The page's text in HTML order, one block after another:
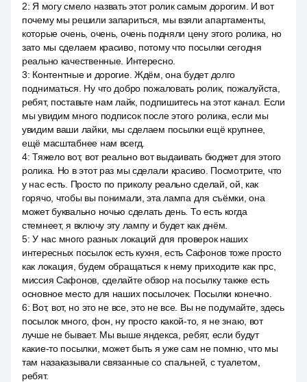
2: Я могу смело назвать этот ролик самым дорогим. И вот
почему мы решили запариться, мы взяли апартаменты,
которые очень, очень, очень подняли цену этого ролика, но
зато мы сделаем красиво, потому что посылки сегодня
реально качественные. Интересно.
3: Контентные и дорогие. Ждём, она будет долго
подниматься. Ну что добро пожаловать ролик, пожалуйста,
ребят, поставьте нам лайк, подпишитесь на этот канал. Если
мы увидим много подписок после этого ролика, если мы
увидим ваши лайки, мы сделаем посылки ещё крупнее,
ещё масштабнее нам всегд.
4:Тяжело вот, вот реально вот выдаивать бюджет для этого
ролика. Но в этот раз мы сделали красиво. Посмотрите, что
у нас есть. Просто по приколу реально сделай, ой, как
горячо, чтобы вы понимали, эта лампа для съёмки, она
может буквально ночью сделать день. То есть когда
стемнеет, я включу эту лампу и будет как днём.
5:У нас много разных локаций для проверок наших
интересных посылок есть кухня, есть Сафонов тоже просто
как локация, будем обращаться к нему приходите как npc,
миссия Сафонов, сделайте обзор на посылку также есть
основное место для наших посылочек. Посылки конечно.
6: Вот, вот, но это не все, это не все. Вы не подумайте, здесь
посылок много, фон, ну просто какой-то, я не знаю, вот
лучше не бывает. Мы выше яндекса, ребят, если будут
какие-то посылки, может быть я уже сам не помню, что мы
там назаказывали связанные со спальней, с туалетом,
ребят.